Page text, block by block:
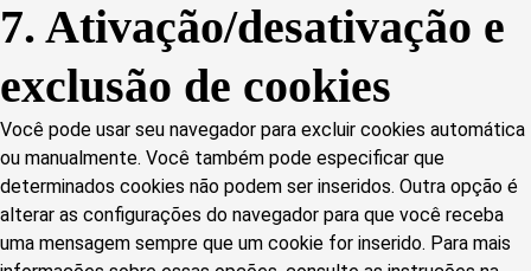
Consent
to
diversos
7. Ativação/desativação e
exclusão de cookies
Você pode usar seu navegador para excluir cookies automática
ou manualmente. Você também pode especificar que
determinados cookies não podem ser inseridos. Outra opção é
alterar as configurações do navegador para que você receba
uma mensagem sempre que um cookie for inserido. Para mais